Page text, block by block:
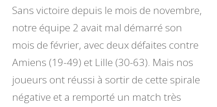
Sans victoire depuis le mois de novembre,
notre équipe 2 avait mal démarré son
mois de février, avec deux défaites contre
Amiens (19-49) et Lille (30-63). Mais nos
joueurs ont réussi à sortir de cette spirale
négative et a remporté un match très